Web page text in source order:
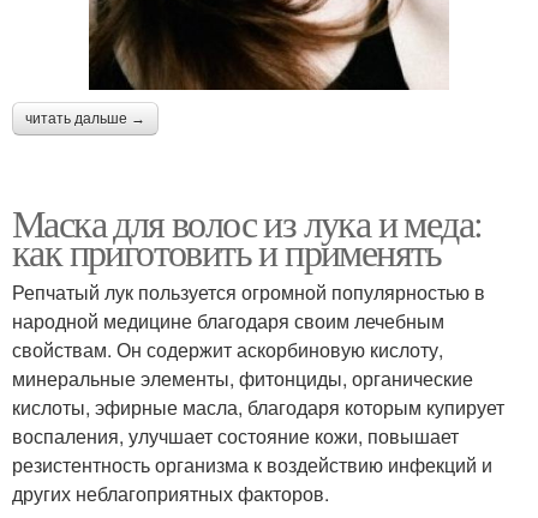
читать дальше →
Маска для волос из лука и меда:
как приготовить и применять
Репчатый лук пользуется огромной популярностью в
народной медицине благодаря своим лечебным
свойствам. Он содержит аскорбиновую кислоту,
минеральные элементы, фитонциды, органические
кислоты, эфирные масла, благодаря которым купирует
воспаления, улучшает состояние кожи, повышает
резистентность организма к воздействию инфекций и
других неблагоприятных факторов.